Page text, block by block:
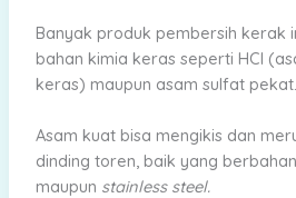
Banyak produk pembersih kerak
bahan kimia keras seperti HCl
keras) maupun asam sulfat pekat.
Asam kuat bisa mengikis dan
dinding toren, baik yang
maupun stainless steel.